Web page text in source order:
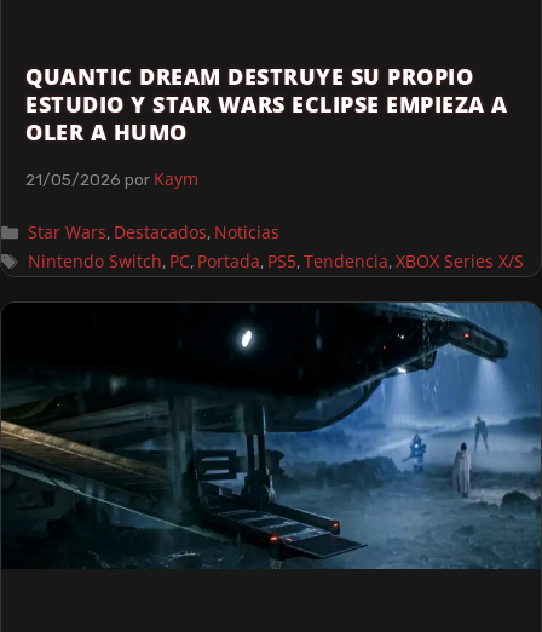
QUANTIC DREAM DESTRUYE SU PROPIO
ESTUDIO Y STAR WARS ECLIPSE EMPIEZA A
OLER A HUMO
21/05/2026 por Kaym
Star Wars, Destacados, Noticias
Nintendo Switch, PC, Portada, PS5,Tendencia,XBOX Series X/S